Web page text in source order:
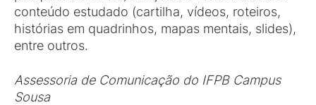
conteúdo estudado (cartilha, vídeos, roteiros,
histórias em quadrinhos, mapas mentais, slides),
entre outros.
Assessoria de Comunicação do IFPB Campus
Sousa